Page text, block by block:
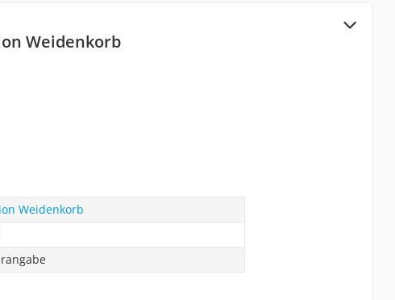
Weidenkorb
Weidenkorb